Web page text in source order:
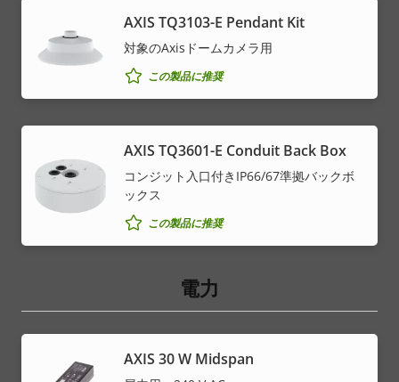
AXIS TQ3103-E Pendant Kit
対象のAxisドームカメラ用
この製品に推奨
AXIS TQ3601-E Conduit Back Box
コンジット入口付きIP66/67準拠バックボ
ックス
この製品に推奨
電力
AXIS 30 W Midspan